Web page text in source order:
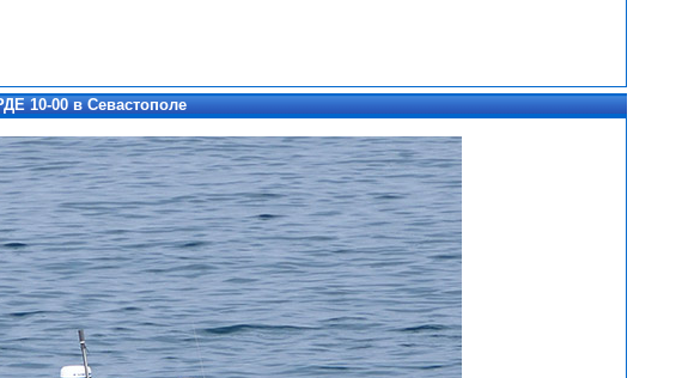
10-00 в Севастополе